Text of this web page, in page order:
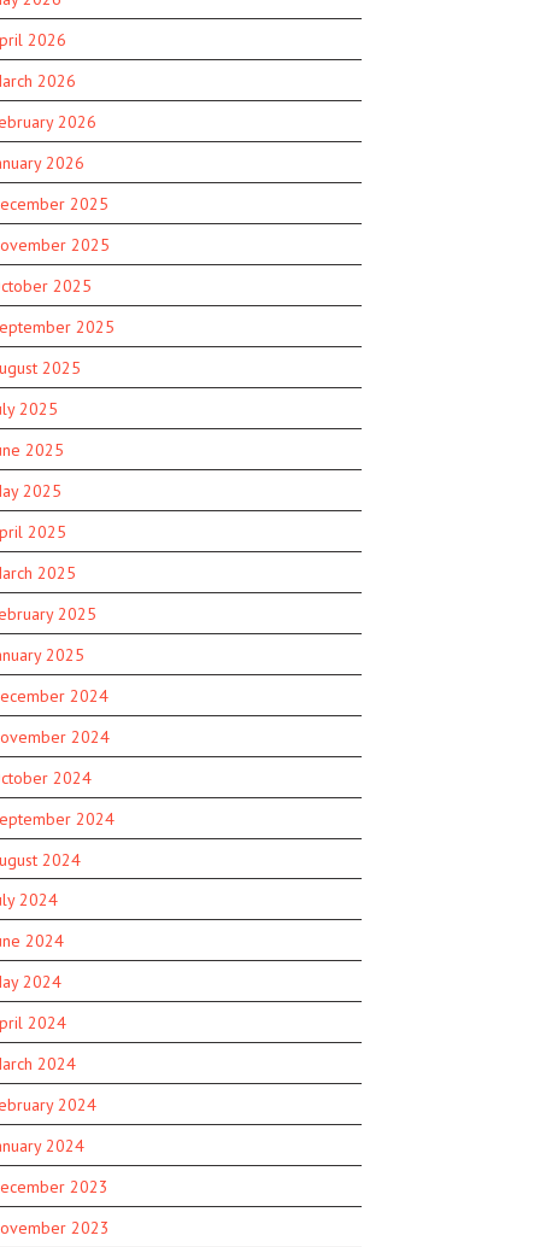
2026
2026
2026
2026
2025
2025
2025
2025
2025
2025
2025
2025
2025
2025
2025
2025
2024
2024
2024
2024
2024
2024
2024
2024
2024
2024
2024
2024
2023
2023